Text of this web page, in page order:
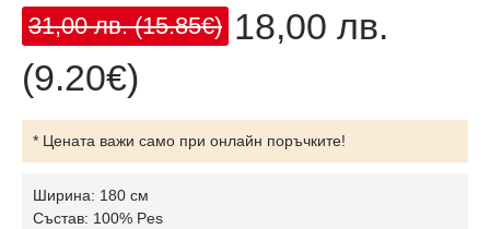
31,00 лв.(15.85€) 18,00 лв.
(9.20€)
* Цената важи само при онлайн поръчките!
Ширина: 180 см
Състав: 100% Pes